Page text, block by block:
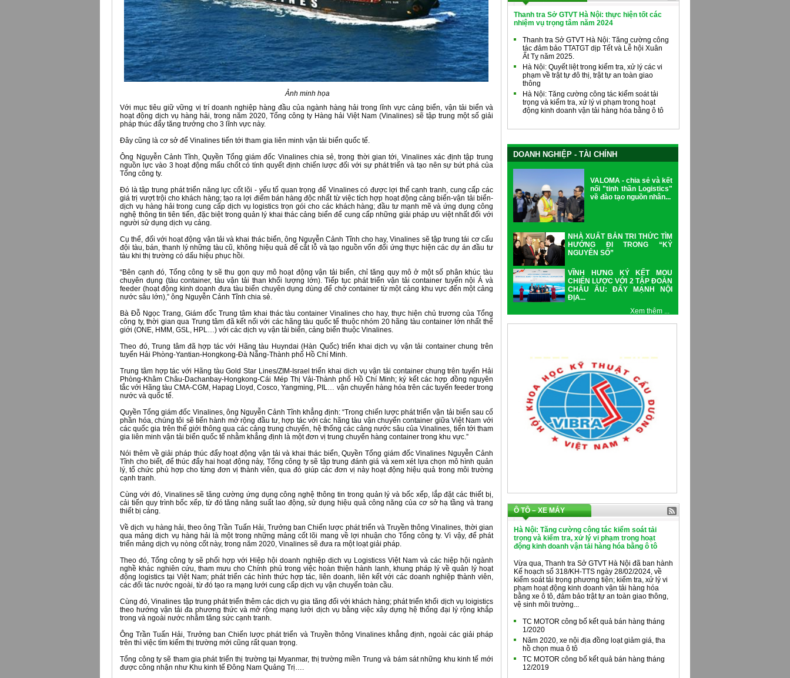
Ảnh minh họa
Với mục tiêu giữ vững vị trí doanh nghiệp hàng đầu của ngành hàng hải trong lĩnh vực cảng biển, vận tải biển và
hoạt động dịch vụ hàng hải, trong năm 2020, Tổng công ty Hàng hải Việt Nam (Vinalines) sẽ tập trung một số giải
pháp thúc đẩy tăng trưởng cho 3 lĩnh vực này.
Đây cũng là cơ sở để Vinalines tiến tới tham gia liên minh vận tải biển quốc tế.
Ông Nguyễn Cảnh Tĩnh, Quyền Tổng giám đốc Vinalines chia sẻ, trong thời gian tới, Vinalines xác định tập trung
nguồn lực vào 3 hoạt động mấu chốt có tính quyết định chiến lược đối với sự phát triển và tạo nên sự bứt phá của
Tổng công ty.
Đó là tập trung phát triển năng lực cốt lõi - yếu tố quan trọng để Vinalines có được lợi thế cạnh tranh, cung cấp các
giá trị vượt trội cho khách hàng; tạo ra lợi điểm bán hàng độc nhất từ việc tích hợp hoạt động cảng biển-vận tải biển-
dịch vụ hàng hải trong cung cấp dịch vụ logistics trọn gói cho các khách hàng; đầu tư mạnh mẽ và ứng dụng công
nghệ thông tin tiên tiến, đặc biệt trong quản lý khai thác cảng biển để cung cấp những giải pháp ưu việt nhất đối với
người sử dụng dịch vụ cảng.
Cụ thể, đối với hoạt động vận tải và khai thác biển, ông Nguyễn Cảnh Tĩnh cho hay, Vinalines sẽ tập trung tái cơ cấu
đội tàu, bán, thanh lý những tàu cũ, không hiệu quả để cắt lỗ và tạo nguồn vốn đối ứng thực hiện các dự án đầu tư
tàu khi thị trường có dấu hiệu phục hồi.
“Bên cạnh đó, Tổng công ty sẽ thu gọn quy mô hoạt động vận tải biển, chỉ tăng quy mô ở một số phân khúc tàu
chuyên dụng (tàu container, tàu vận tải than khối lượng lớn). Tiếp tục phát triển vận tải container tuyến nội Á và
feeder (hoạt động kinh doanh đưa tàu biển chuyên dụng dùng để chở container từ một cảng khu vực đến một cảng
nước sâu lớn),” ông Nguyễn Cảnh Tĩnh chia sẻ.
Bà Đỗ Ngọc Trang, Giám đốc Trung tâm khai thác tàu container Vinalines cho hay, thực hiện chủ trương của Tổng
công ty, thời gian qua Trung tâm đã kết nối với các hãng tàu quốc tế thuộc nhóm 20 hãng tàu container lớn nhất thế
giới (ONE, HMM, GSL, HPL…) với các dịch vụ vận tải biển, cảng biển thuộc Vinalines.
Theo đó, Trung tâm đã hợp tác với Hãng tàu Huyndai (Hàn Quốc) triển khai dịch vụ vận tải container chung trên
tuyến Hải Phòng-Yantian-Hongkong-Đà Nẵng-Thành phố Hồ Chí Minh.
Trung tâm hợp tác với Hãng tàu Gold Star Lines/ZIM-Israel triển khai dịch vụ vận tải container chung trên tuyến Hải
Phòng-Khâm Châu-Dachanbay-Hongkong-Cái Mép Thị Vải-Thành phố Hồ Chí Minh; ký kết các hợp đồng nguyên
tắc với Hãng tàu CMA-CGM, Hapag Lloyd, Cosco, Yangming, PIL… vận chuyển hàng hóa trên các tuyến feeder trong
nước và quốc tế.
Quyền Tổng giám đốc Vinalines, ông Nguyễn Cảnh Tĩnh khẳng định: “Trong chiến lược phát triển vận tải biển sau cổ
phần hóa, chúng tôi sẽ tiến hành mở rộng đầu tư, hợp tác với các hãng tàu vận chuyển container giữa Việt Nam với
các quốc gia trên thế giới thông qua các cảng trung chuyển, hệ thống các cảng nước sâu của Vinalines, tiến tới tham
gia liên minh vận tải biển quốc tế nhằm khẳng định là một đơn vị trung chuyển hàng container trong khu vực.”
Nói thêm về giải pháp thúc đẩy hoạt động vận tải và khai thác biển, Quyền Tổng giám đốc Vinalines Nguyễn Cảnh
Tĩnh cho biết, để thúc đẩy hai hoạt động này, Tổng công ty sẽ tập trung đánh giá và xem xét lựa chọn mô hình quản
lý, tổ chức phù hợp cho từng đơn vị thành viên, qua đó giúp các đơn vị này hoạt động hiệu quả trong môi trường
cạnh tranh.
Cùng với đó, Vinalines sẽ tăng cường ứng dụng công nghệ thông tin trong quản lý và bốc xếp, lắp đặt các thiết bị,
cải tiến quy trình bốc xếp, từ đó tăng năng suất lao động, sử dụng hiệu quả công năng của cơ sở hạ tầng và trang
thiết bị cảng.
Về dịch vụ hàng hải, theo ông Trần Tuấn Hải, Trưởng ban Chiến lược phát triển và Truyền thông Vinalines, thời gian
qua mảng dịch vụ hàng hải là một trong những mảng cốt lõi mang về lợi nhuận cho Tổng công ty. Vì vậy, để phát
triển mảng dịch vụ nòng cốt này, trong năm 2020, Vinalines sẽ đưa ra một loạt giải pháp.
Theo đó, Tổng công ty sẽ phối hợp với Hiệp hội doanh nghiệp dịch vụ Logisticss Việt Nam và các hiệp hội ngành
nghề khác nghiên cứu, tham mưu cho Chính phủ trong việc hoàn thiện hành lanh, khung pháp lý về quản lý hoạt
động logistics tại Việt Nam; phát triển các hình thức hợp tác, liên doanh, liên kết với các doanh nghiệp thành viên,
các đối tác nước ngoài, từ đó tạo ra mạng lưới cung cấp dịch vụ vận chuyển toàn cầu.
Cùng đó, Vinalines tập trung phát triển thêm các dịch vụ gia tăng đối với khách hàng; phát triển khối dịch vụ loigistics
theo hướng vận tải đa phương thức và mở rộng mạng lưới dịch vụ bằng việc xây dựng hệ thống đại lý rộng khắp
trong và ngoài nước nhằm tăng sức cạnh tranh.
Ông Trần Tuấn Hải, Trưởng ban Chiến lược phát triển và Truyền thông Vinalines khẳng định, ngoài các giải pháp
trên thì việc tìm kiếm thị trường mới cũng rất quan trọng.
Tổng công ty sẽ tham gia phát triển thị trường tại Myanmar, thị trường miền Trung và bám sát những khu kinh tế mới
được công nhận như Khu kinh tế Đông Nam Quảng Trị….
Thanh tra Sở GTVT Hà Nội: thực hiện tốt các
nhiệm vụ trọng tâm năm 2024
Thanh tra Sở GTVT Hà Nội: Tăng cường công
tác đảm bảo TTATGT dịp Tết và Lễ hội Xuân
Ất Tỵ năm 2025.
Hà Nội: Quyết liệt trong kiểm tra, xử lý các vi
phạm về trật tự đô thị, trật tự an toàn giao
thông
Hà Nội: Tăng cường công tác kiểm soát tải
trọng và kiểm tra, xử lý vi phạm trong hoạt
động kinh doanh vận tải hàng hóa bằng ô tô
DOANH NGHIỆP - TÀI CHÍNH
VALOMA - chia sẻ và kết
nối "tinh thần Logistics"
về đào tạo nguồn nhân...
NHÀ XUẤT BẢN TRI THỨC TÌM
HƯỚNG ĐI TRONG “KỶ
NGUYÊN SỐ”
VĨNH HƯNG KÝ KẾT MOU
CHIẾN LƯỢC VỚI 2 TẬP ĐOÀN
CHÂU ÂU: ĐẨY MẠNH NỘI
ĐỊA...
Xem thêm ...
Ô TÔ – XE MÁY
Hà Nội: Tăng cường công tác kiểm soát tải
trọng và kiểm tra, xử lý vi phạm trong hoạt
động kinh doanh vận tải hàng hóa bằng ô tô
Vừa qua, Thanh tra Sở GTVT Hà Nội đã ban hành
Kế hoạch số 318/KH-TTS ngày 28/02/2024, về
kiểm soát tải trọng phương tiện; kiểm tra, xử lý vi
phạm hoạt động kinh doanh vận tải hàng hóa
bằng xe ô tô, đảm bảo trật tự an toàn giao thông,
vệ sinh môi trường...
TC MOTOR công bố kết quả bán hàng tháng
1/2020
Năm 2020, xe nội địa đồng loạt giảm giá, tha
hồ chọn mua ô tô
TC MOTOR công bố kết quả bán hàng tháng
12/2019